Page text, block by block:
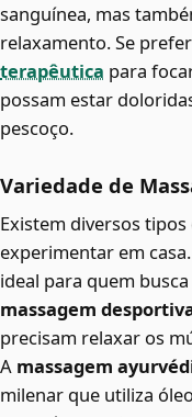
sanguínea, mas
relaxamento. Se
terapêutica para
possam estar
pescoço.
Variedade de
Existem diversos
experimentar em
ideal para quem
massagem
precisam relaxar os
A massagem
milenar que utiliza